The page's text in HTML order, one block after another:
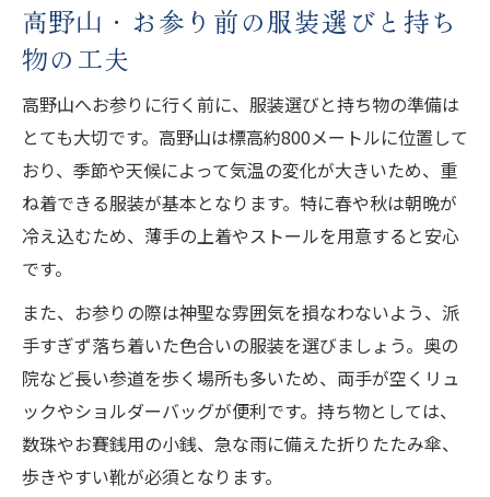
高野山・お参り前の服装選びと持ち
物の工夫
高野山へお参りに行く前に、服装選びと持ち物の準備は
とても大切です。高野山は標高約800メートルに位置して
おり、季節や天候によって気温の変化が大きいため、重
ね着できる服装が基本となります。特に春や秋は朝晩が
冷え込むため、薄手の上着やストールを用意すると安心
です。
また、お参りの際は神聖な雰囲気を損なわないよう、派
手すぎず落ち着いた色合いの服装を選びましょう。奥の
院など長い参道を歩く場所も多いため、両手が空くリュ
ックやショルダーバッグが便利です。持ち物としては、
数珠やお賽銭用の小銭、急な雨に備えた折りたたみ傘、
歩きやすい靴が必須となります。